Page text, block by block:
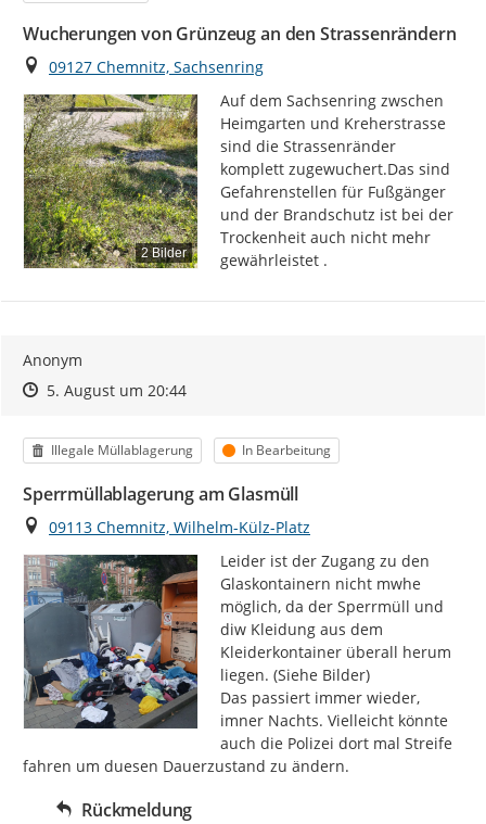
Wucherungen von Grünzeug an den Strassenrändern
Ort
09127 Chemnitz, Sachsenring
2 Bilder
Auf dem Sachsenring zwschen
Heimgarten und Kreherstrasse
sind die Strassenränder
komplett zugewuchert.Das sind
Gefahrenstellen für Fußgänger
und der Brandschutz ist bei der
Trockenheit auch nicht mehr
gewährleistet .
Anonym
Zeitpunkt des Erstellens
Zeitpunkt des Erstellens
5. August um 20:44Zur Äußerung
Kategorie
Illegale Müllablagerung Status
In Bearbeitung
Sperrmüllablagerung am Glasmüll
Ort
09113 Chemnitz, Wilhelm-Külz-Platz
Leider ist der Zugang zu den
Glaskontainern nicht mwhe
möglich, da der Sperrmüll und
diw Kleidung aus dem
Kleiderkontainer überall herum
liegen. (Siehe Bilder)
Das passiert immer wieder,
imner Nachts. Vielleicht könnte
auch die Polizei dort mal Streife
fahren um duesen Dauerzustand zu ändern.
Rückmeldung